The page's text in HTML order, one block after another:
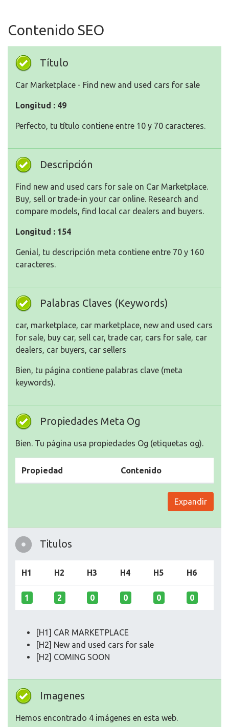
Contenido SEO
Título
Car Marketplace - Find new and used cars for sale
Longitud : 49
Perfecto, tu título contiene entre 10 y 70 caracteres.
Descripción
Find new and used cars for sale on Car Marketplace.
Buy, sell or trade-in your car online. Research and
compare models, find local car dealers and buyers.
Longitud : 154
Genial, tu descripción meta contiene entre 70 y 160
caracteres.
Palabras Claves (Keywords)
car, marketplace, car marketplace, new and used cars
for sale, buy car, sell car, trade car, cars for sale, car
dealers, car buyers, car sellers
Bien, tu página contiene palabras clave (meta
keywords).
Propiedades Meta Og
Bien. Tu página usa propiedades Og (etiquetas og).
Propiedad Contenido
Expandir
Titulos
H1 H2 H3 H4 H5 H6
1 2 0 0 0 0
[H1] CAR MARKETPLACE
[H2] New and used cars for sale
[H2] COMING SOON
Imagenes
Hemos encontrado 4 imágenes en esta web.